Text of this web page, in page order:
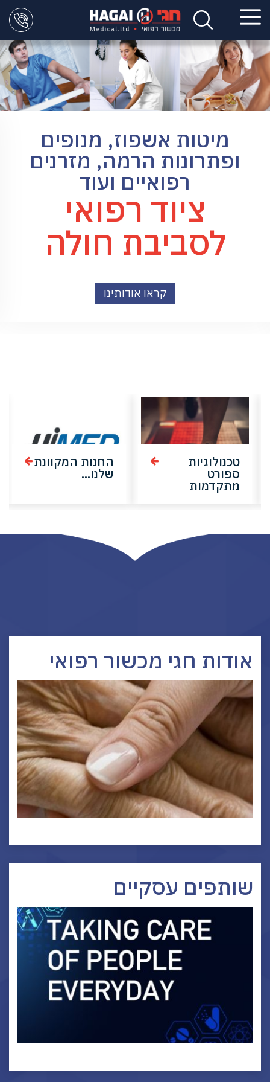
מיטות אשפוז, מנופים
ופתרונות הרמה, מזרנים
רפואיים ועוד
ציוד רפואי
לסביבת חולה
קראו אודותינו
טכנולוגיות
ספורט
מתקדמות
החנות המקוונת
שלנו...
אודות חגי מכשור רפואי
שותפים עסקיים